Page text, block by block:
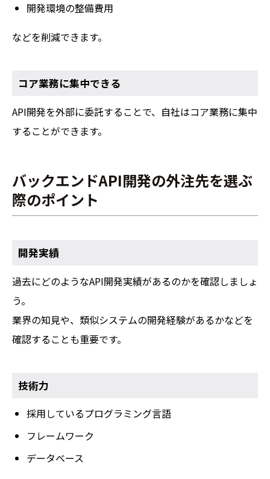
開発環境の整備費用
などを削減できます。
コア業務に集中できる
API開発を外部に委託することで、自社はコア業務に集中
することができます。
バックエンドAPI開発の外注先を選ぶ
際のポイント
開発実績
過去にどのようなAPI開発実績があるのかを確認しましょ
う。
業界の知見や、類似システムの開発経験があるかなどを
確認することも重要です。
技術力
採用しているプログラミング言語
フレームワーク
データベース